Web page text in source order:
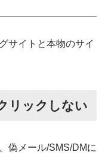
サイトと本物のサイ
リックしない
偽メール/SMS/DMに